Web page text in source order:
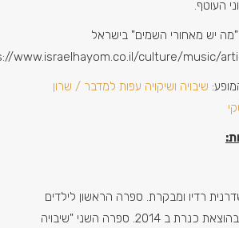
מאחורי השמים" בישראל
שיבויה ושיקויה עפות למדבר/שרון
רדיו ומבקרת. ספרה הראשון לילדים
"זהירות! פופיק" יצא בהוצאת כנרת ב 2014. ספרה השני "שיבויה